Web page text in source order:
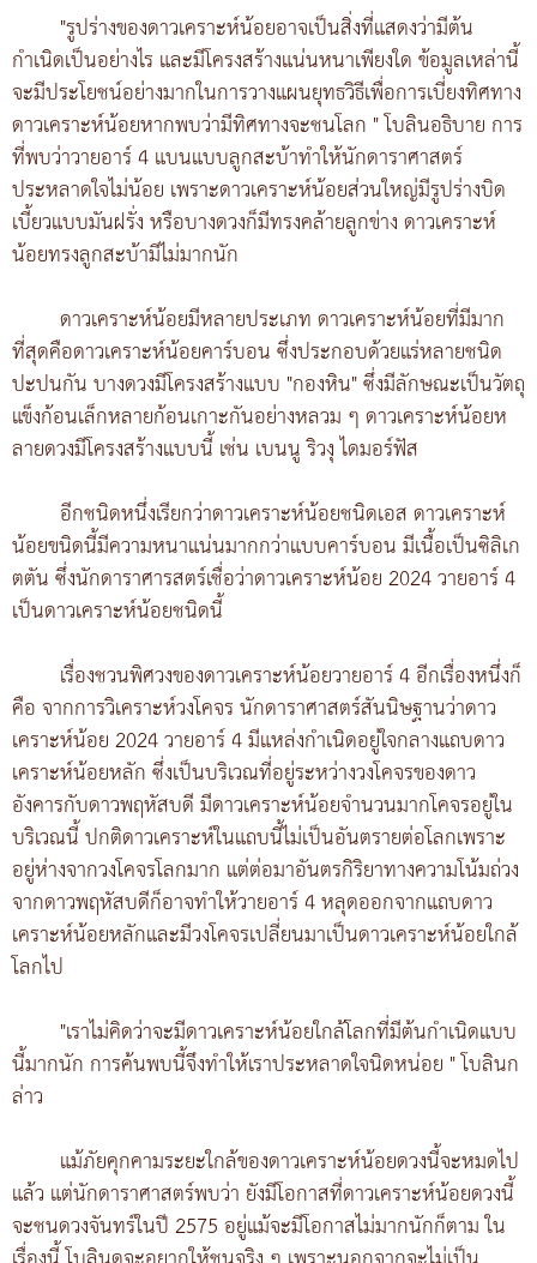
"รูปร่างของดาวเคราะห์น้อยอาจเป็นสิ่งที่แสดงว่ามีต้น
กำเนิดเป็นอย่างไร และมีโครงสร้างแน่นหนาเพียงใด ข้อมูลเหล่านี้
จะมีประโยชน์อย่างมากในการวางแผนยุทธวิธีเพื่อการเบี่ยงทิศทาง
ดาวเคราะห์น้อยหากพบว่ามีทิศทางจะชนโลก " โบลินอธิบาย การ
ที่พบว่าวายอาร์ 4 แบนแบบลูกสะบ้าทำให้นักดาราศาสตร์
ประหลาดใจไม่น้อย เพราะดาวเคราะห์น้อยส่วนใหญ่มีรูปร่างบิด
เบี้ยวแบบมันฝรั่ง หรือบางดวงก็มีทรงคล้ายลูกข่าง ดาวเคราะห์
น้อยทรงลูกสะบ้ามีไม่มากนัก
ดาวเคราะห์น้อยมีหลายประเภท ดาวเคราะห์น้อยที่มีมาก
ที่สุดคือดาวเคราะห์น้อยคาร์บอน ซึ่งประกอบด้วยแร่หลายชนิด
ปะปนกัน บางดวงมีโครงสร้างแบบ "กองหิน" ซึ่งมีลักษณะเป็นวัตถุ
แข็งก้อนเล็กหลายก้อนเกาะกันอย่างหลวม ๆ ดาวเคราะห์น้อยห
ลายดวงมีโครงสร้างแบบนี้ เช่น เบนนู ริวงุ ไดมอร์ฟัส
อีกชนิดหนึ่งเรียกว่าดาวเคราะห์น้อยชนิดเอส ดาวเคราะห์
น้อยขนิดนี้มีความหนาแน่นมากกว่าแบบคาร์บอน มีเนื้อเป็นซิลิเก
ตตัน ซึ่งนักดาราศารสตร์เชื่อว่าดาวเคราะห์น้อย 2024 วายอาร์ 4
เป็นดาวเคราะห์น้อยชนิดนี้
เรื่องชวนพิศวงของดาวเคราะห์น้อยวายอาร์ 4 อีกเรื่องหนึ่งก็
คือ จากการวิเคราะห์วงโคจร นักดาราศาสตร์สันนิษฐานว่าดาว
เคราะห์น้อย 2024 วายอาร์ 4 มีแหล่งกำเนิดอยู่ใจกลางแถบดาว
เคราะห์น้อยหลัก ซึ่งเป็นบริเวณที่อยู่ระหว่างวงโคจรของดาว
อังคารกับดาวพฤหัสบดี มีดาวเคราะห์น้อยจำนวนมากโคจรอยู่ใน
บริเวณนี้ ปกติดาวเคราะห์ในแถบนี้ไม่เป็นอันตรายต่อโลกเพราะ
อยู่ห่างจากวงโคจรโลกมาก แต่ต่อมาอันตรกิริยาทางความโน้มถ่วง
จากดาวพฤหัสบดีก็อาจทำให้วายอาร์ 4 หลุดออกจากแถบดาว
เคราะห์น้อยหลักและมีวงโคจรเปลี่ยนมาเป็นดาวเคราะห์น้อยใกล้
โลกไป
"เราไม่คิดว่าจะมีดาวเคราะห์น้อยใกล้โลกที่มีต้นกำเนิดแบบ
นี้มากนัก การค้นพบนี้จึงทำให้เราประหลาดใจนิดหน่อย " โบลินก
ล่าว
แม้ภัยคุกคามระยะใกล้ของดาวเคราะห์น้อยดวงนี้จะหมดไป
แล้ว แต่นักดาราศาสตร์พบว่า ยังมีโอกาสที่ดาวเคราะห์น้อยดวงนี้
จะชนดวงจันทร์ในปี 2575 อยู่แม้จะมีโอกาสไม่มากนักก็ตาม ใน